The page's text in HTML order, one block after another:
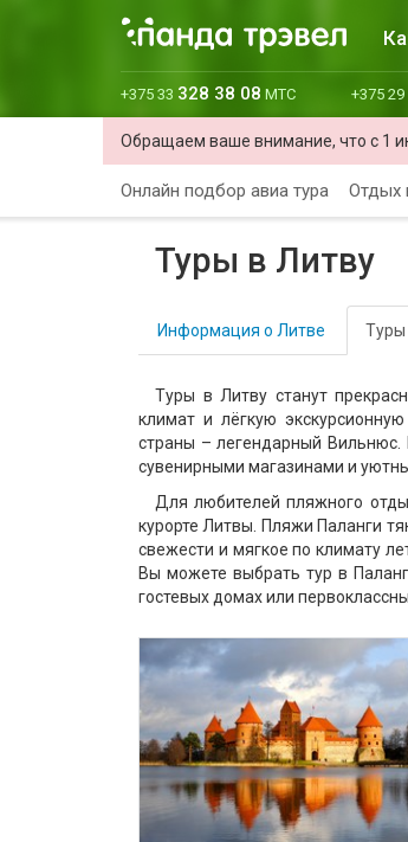
+375 33 328 38 08 МТС +375 29
Обращаем ваше внимание, что с 1
Онлайн подбор авиа тура Отдых
Туры в Литву
Информация о Литве Туры
Туры в Литву станут
климат и лёгкую
страны – легендарный
сувенирными магазинами и
Для любителей пляжного
курорте Литвы. Пляжи Паланги
свежести и мягкое по климату
Вы можете выбрать тур в
гостевых домах или